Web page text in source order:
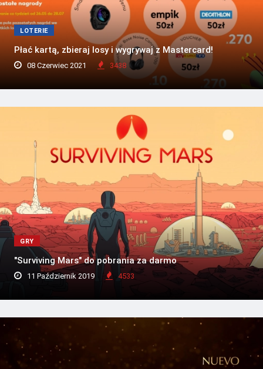
LOTERIE
Płać kartą, zbieraj losy i wygrywaj z Mastercard!
08 Czerwiec 2021 3438
GRY
"Surviving Mars" do pobrania za darmo
11 Październik 2019 4533